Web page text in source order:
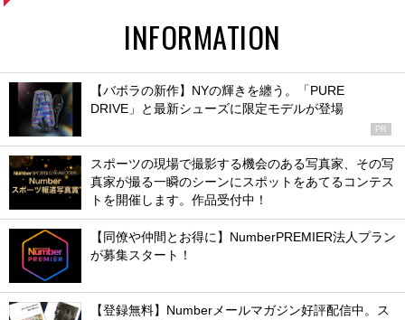
INFORMATION
【バボラの新作】NYの輝きを纏う。「PURE
DRIVE」と最新シューズに限定モデルが登場
PR
スポーツの現場で撮影する機会のある写真家、その写
真家が撮る一瞬のシーンにスポットをあてるコンテス
トを開催します。作品受付中！
【同僚や仲間とお得に】NumberPREMIER法人プラン
が募集スタート！
【登録無料】Numberメールマガジン好評配信中。ス